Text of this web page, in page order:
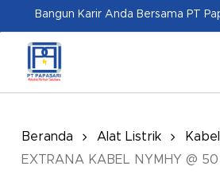
content
Bangun Karir Anda Bersama PT
Beranda Alat Listrik
EXTRANA KABEL NYMHY @ 50